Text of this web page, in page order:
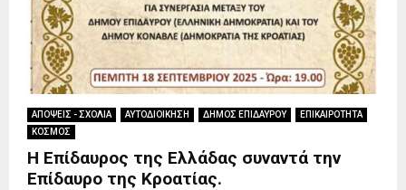
ΑΠΟΨΕΙΣ - ΣΧΟΛΙΑ ΑΥΤΟΔΙΟΙΚΗΣΗ ΔΗΜΟΣ ΕΠΙΔΑΥΡΟΥ
ΕΠΙΚΑΙΡΟΤΗΤΑ
ΚΟΣΜΟΣ
Η Επίδαυρος της Ελλάδας συναντά την
Επίδαυρο της Κροατίας.